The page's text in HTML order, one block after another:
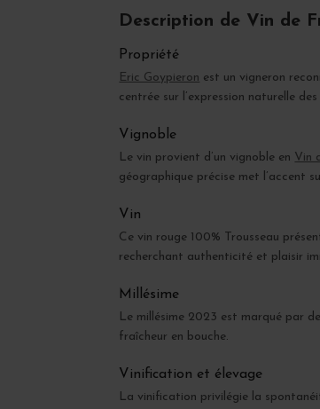
Description de Vin de
Propriété
Eric Goypieron est un vigneron
centrée sur l’expression naturelle
Vignoble
Le vin provient d’un vignoble en Vin
géographique précise met l’accent
Vin
Ce vin rouge 100% Trousseau
recherchant authenticité et plaisir
Millésime
Le millésime 2023 est marqué par
fraîcheur en bouche.
Vinification et élevage
La vinification privilégie la